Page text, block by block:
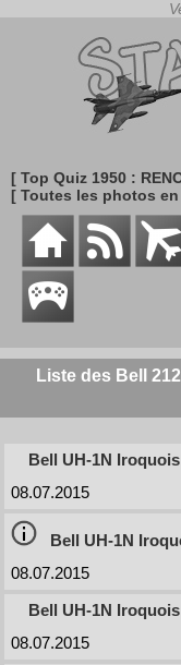
[ Top Quiz 1950 :
[ Toutes les photos
Liste des Bell
Bell UH-1N Iroquois
08.07.2015
Bell UH-1N
08.07.2015
Bell UH-1N Iroquois
08.07.2015